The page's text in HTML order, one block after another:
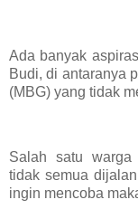
Ada banyak
Budi, di antaranya
(MBG) yang tidak
Salah satu warga
tidak semua
ingin mencoba